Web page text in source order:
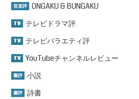
音楽評 ONGAKU & BUNGAKU
TV テレビドラマ評
TV テレビバラエティ評
TV YouTubeチャンネルレビュー
書評 小説
書評 詩書